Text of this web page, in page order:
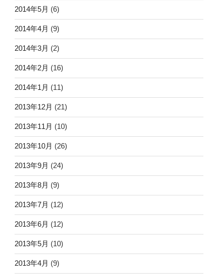
2014年5月 (6)
2014年4月 (9)
2014年3月 (2)
2014年2月 (16)
2014年1月 (11)
2013年12月 (21)
2013年11月 (10)
2013年10月 (26)
2013年9月 (24)
2013年8月 (9)
2013年7月 (12)
2013年6月 (12)
2013年5月 (10)
2013年4月 (9)